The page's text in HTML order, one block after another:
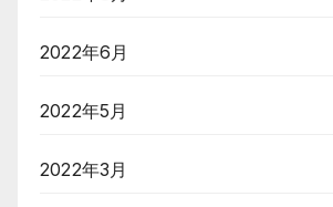
2022年6月
2022年5月
2022年3月